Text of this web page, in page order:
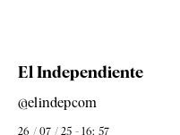
El Independiente
@elindepcom
26 / 07 / 25 - 16: 57